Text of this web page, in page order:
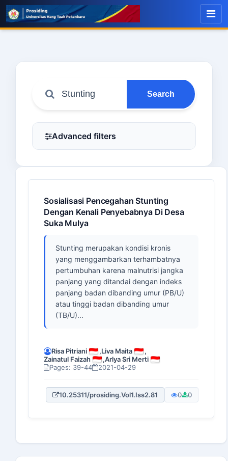
Search
Advanced filters
Sosialisasi Pencegahan Stunting
Dengan Kenali Penyebabnya Di Desa
Suka Mulya
Stunting merupakan kondisi kronis
yang menggambarkan terhambatnya
pertumbuhan karena malnutrisi jangka
panjang yang ditandai dengan indeks
panjang badan dibanding umur (PB/U)
atau tinggi badan dibanding umur
(TB/U)...
Risa Pitriani ,Liva Maita
,
Zainatul Faizah
,Arlya Sri Merti
Pages: 39-44
2021-04-29
10.25311/prosiding.Vol1.Iss2.81 0 0